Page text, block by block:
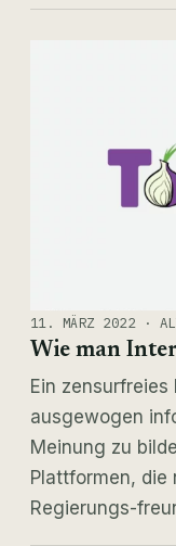
11. MÄRZ 2022 ·
Wie man
Ein
ausgewogen
Meinung zu
Plattformen, die
Regierungs-